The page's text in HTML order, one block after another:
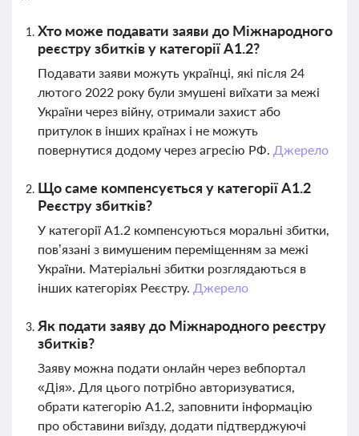
Хто може подавати заяви до Міжнародного
реєстру збитків у категорії A1.2?
Подавати заяви можуть українці, які після 24
лютого 2022 року були змушені виїхати за межі
України через війну, отримали захист або
притулок в інших країнах і не можуть
повернутися додому через агресію РФ. Джерело
Що саме компенсується у категорії A1.2
Реєстру збитків?
У категорії A1.2 компенсуються моральні збитки,
пов’язані з вимушеним переміщенням за межі
України. Матеріальні збитки розглядаються в
інших категоріях Реєстру. Джерело
Як подати заяву до Міжнародного реєстру
збитків?
Заяву можна подати онлайн через вебпортал
«Дія». Для цього потрібно авторизуватися,
обрати категорію A1.2, заповнити інформацію
про обставини виїзду, додати підтверджуючі